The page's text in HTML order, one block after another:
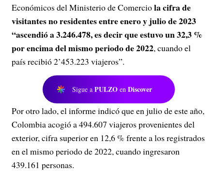
Económicos del Ministerio de Comerciola cifra de
visitantes no residentes entre enero y julio de 2023
“ascendió a 3.246.478, es decir que estuvo un 32,3 %
por encima del mismo periodo de 2022, cuando el
país recibió 2’453.223 viajeros”.
Sigue a PULZO en Discover
Por otro lado, el informe indicó que en julio de este año,
Colombia acogió a 494.607 viajeros provenientes del
exterior, cifra superior en 12,6 % frente a los registrados
en el mismo periodo de 2022, cuando ingresaron
439.161 personas.